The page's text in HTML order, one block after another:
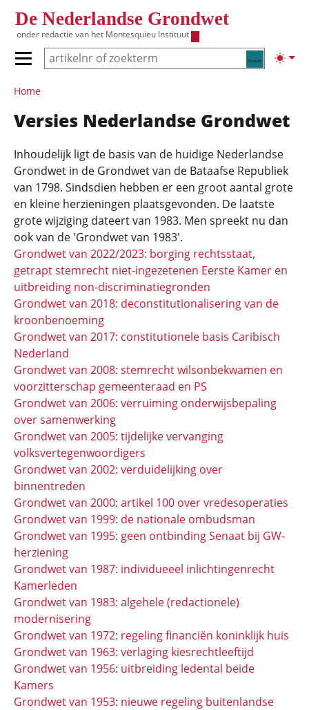
De Nederlandse Grondwet
onder redactie van het Montesquieu Instituut
Zoeken
Primair menu tonen/verbergen
Hoofdnavigatie
Home
Versies Nederlandse Grondwet
Inhoudelijk ligt de basis van de huidige Nederlandse
Grondwet in de Grondwet van de Bataafse Republiek
van 1798. Sindsdien hebben er een groot aantal grote
en kleine herzieningen plaatsgevonden. De laatste
grote wijziging dateert van 1983. Men spreekt nu dan
ook van de 'Grondwet van 1983'.
Grondwet van 2022/2023: borging rechtsstaat,
getrapt stemrecht niet-ingezetenen Eerste Kamer en
uitbreiding non-discriminatiegronden
Grondwet van 2018: deconstitutionalisering van de
kroonbenoeming
Grondwet van 2017: constitutionele basis Caribisch
Nederland
Grondwet van 2008: stemrecht wilsonbekwamen en
voorzitterschap gemeenteraad en PS
Grondwet van 2006: verruiming onderwijsbepaling
over samenwerking
Grondwet van 2005: tijdelijke vervanging
volksvertegenwoordigers
Grondwet van 2002: verduidelijking over
binnentreden
Grondwet van 2000: artikel 100 over vredesoperaties
Grondwet van 1999: de nationale ombudsman
Grondwet van 1995: geen ontbinding Senaat bij GW-
herziening
Grondwet van 1987: individueeel inlichtingenrecht
Kamerleden
Grondwet van 1983: algehele (redactionele)
modernisering
Grondwet van 1972: regeling financiën koninklijk huis
Grondwet van 1963: verlaging kiesrechtleeftijd
Grondwet van 1956: uitbreiding ledental beide
Kamers
Grondwet van 1953: nieuwe regeling buitenlandse